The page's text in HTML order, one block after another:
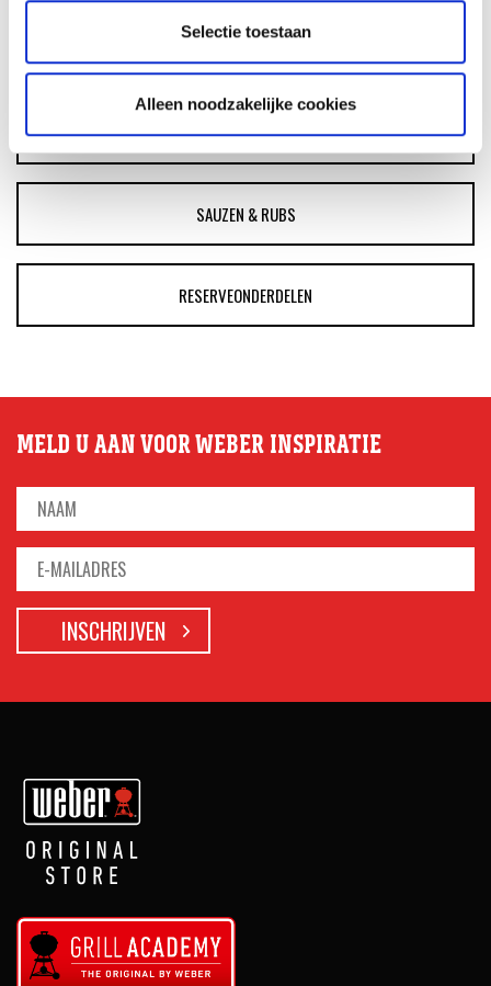
Selectie toestaan
Alleen noodzakelijke cookies
ACCESSOIRES
SAUZEN & RUBS
RESERVEONDERDELEN
MELD U AAN VOOR WEBER INSPIRATIE